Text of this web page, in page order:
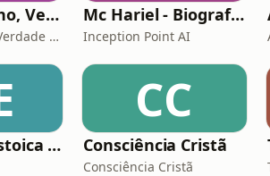
NEPE Caminho, Verdade e Vida.
NEPE Caminho, Verdade e Vida
Mc Hariel - Biografia Relâmpago
Inception Point AI
Meditação Estoica | Calma da Mente | Estoicismo Diário
CC
Consciência Cristã
Consciência Cristã